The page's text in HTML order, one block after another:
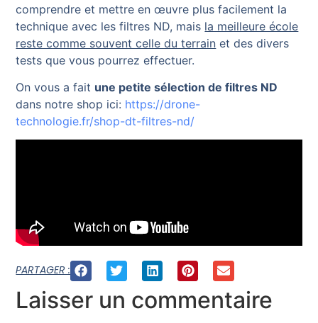
comprendre et mettre en œuvre plus facilement la
technique avec les filtres ND, mais la meilleure école
reste comme souvent celle du terrain et des divers
tests que vous pourrez effectuer.
On vous a fait une petite sélection de filtres ND
dans notre shop ici: https://drone-
technologie.fr/shop-dt-filtres-nd/
PARTAGER :
Laisser un commentaire